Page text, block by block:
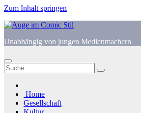
Zum Inhalt springen
Unabhängig von jungen Medienmachern
Home
Gesellschaft